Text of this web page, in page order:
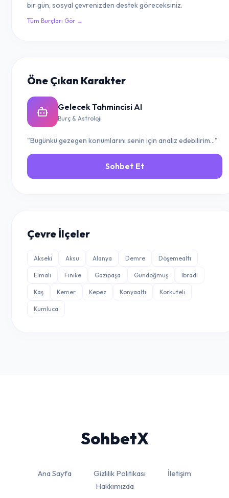
bir gün, sosyal çevrenizden destek göreceksiniz.
Tüm Burçları Gör →
Öne Çıkan Karakter
Gelecek Tahmincisi AI
Burç & Astroloji
"Bugünkü gezegen konumlarını senin için analiz edebilirim..."
Sohbet Et
Çevre İlçeler
Akseki Aksu Alanya Demre Döşemealtı
Elmalı Finike Gazipaşa Gündoğmuş Ibradı
Kaş Kemer Kepez Konyaaltı Korkuteli
Kumluca
SohbetX
Ana Sayfa Gizlilik Politikası
İletişim
Hakkımızda